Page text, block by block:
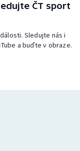
ČT sport
Sledujte nás i
a buďte v obraze.